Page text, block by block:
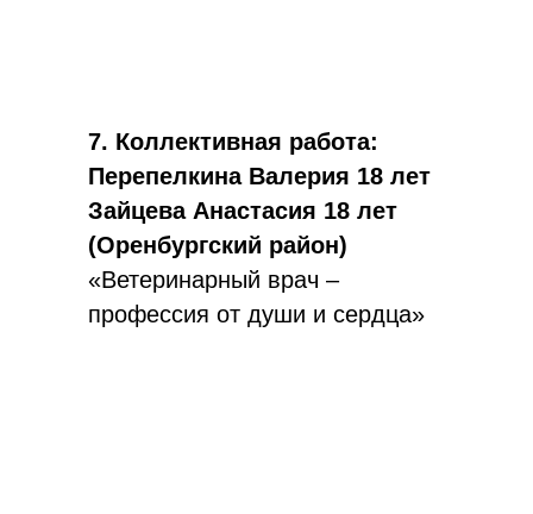
7. Коллективная работа:
Перепелкина Валерия 18 лет
Зайцева Анастасия 18 лет
(Оренбургский район)
«Ветеринарный врач –
профессия от души и сердца»